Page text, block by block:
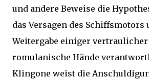
und andere Beweise die
das Versagen des Schiffsmotors
Weitergabe einiger
romulanische Hände
Klingone weist die